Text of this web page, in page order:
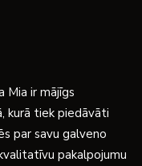
Mia ir mājīgs
kurā tiek piedāvāti
par savu galveno
pakalpojumu